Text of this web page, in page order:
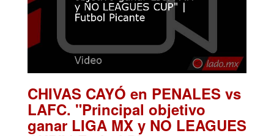
CHIVAS CAYÓ en PENALES vs
LAFC. "Principal objetivo
ganar LIGA MX y NO LEAGUES